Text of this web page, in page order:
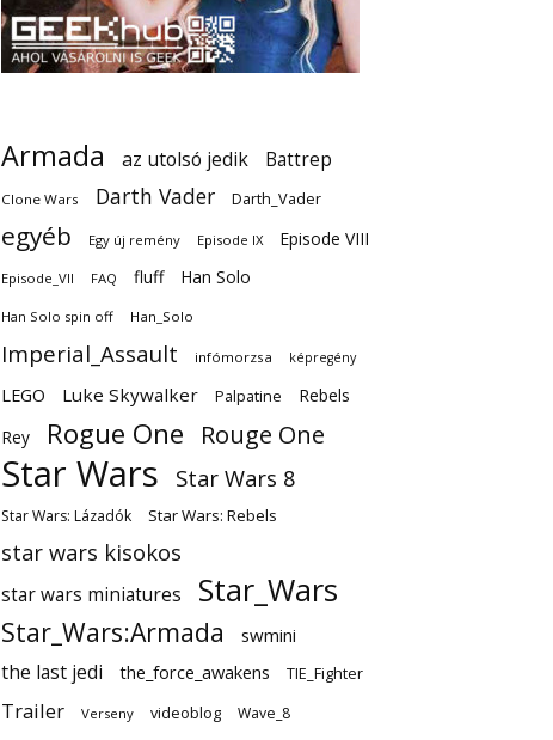
Armada az utolsó jedik Battrep
Clone Wars Darth Vader Darth_Vader
egyéb Egy új remény Episode IX Episode VIII
Episode_VII FAQ fluff Han Solo
Han Solo spin off Han_Solo
Imperial_Assault infómorzsa képregény
LEGO Luke Skywalker Palpatine
Rebels
Rey
Rogue One Rouge One
Star Wars Star Wars 8
Star Wars: Lázadók Star Wars: Rebels
star wars kisokos
star wars miniatures Star_Wars
Star_Wars:Armada swmini
the last jedi the_force_awakens TIE_Fighter
Trailer Verseny videoblog Wave_8